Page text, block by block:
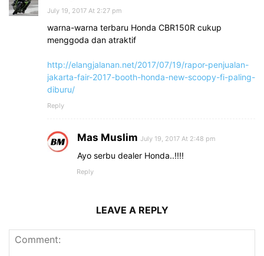
July 19, 2017 At 2:27 pm
warna-warna terbaru Honda CBR150R cukup
menggoda dan atraktif
http://elangjalanan.net/2017/07/19/rapor-penjualan-
jakarta-fair-2017-booth-honda-new-scoopy-fi-paling-
diburu/
Reply
Mas Muslim July 19, 2017 At 2:48 pm
Ayo serbu dealer Honda..!!!!
Reply
LEAVE A REPLY